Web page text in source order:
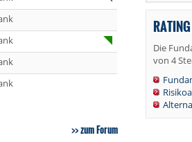
zum Forum
Die
von 4